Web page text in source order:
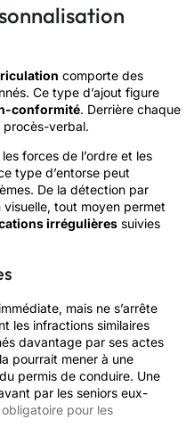
comporte des
Ce type d’ajout figure
conformité. Derrière chaque
procès-verbal.
forces de l’ordre et les
type d’entorse peut
De la détection par
tout moyen permet
irrégulières suivies
mais ne s’arrête
les infractions similaires
davantage par ses actes
pourrait mener à une
permis de conduire. Une
par les seniors eux-
pour les